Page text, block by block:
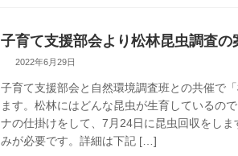
子育て支援部会より松林昆虫調査の
2022年6月29日
子育て支援部会と自然環境調査班との共催で
ます。松林にはどんな昆虫が生育しているの
ナの仕掛けをして、7月24日に昆虫回収をし
みが必要です。詳細は下記 […]